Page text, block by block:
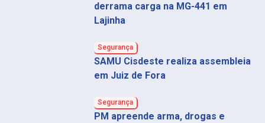
derrama carga na MG-441 em
Lajinha
Segurança
SAMU Cisdeste realiza assembleia
em Juiz de Fora
Segurança
PM apreende arma, drogas e